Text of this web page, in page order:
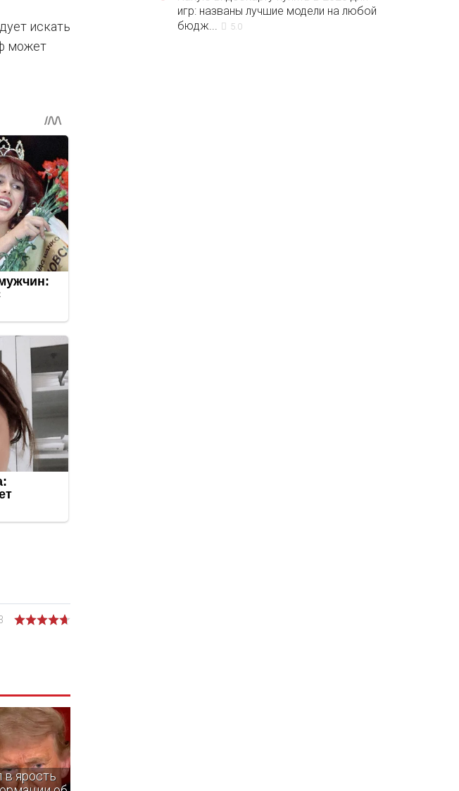
искать
может
ярость
игр: названы лучшие модели на любой
бюдж...
5.0